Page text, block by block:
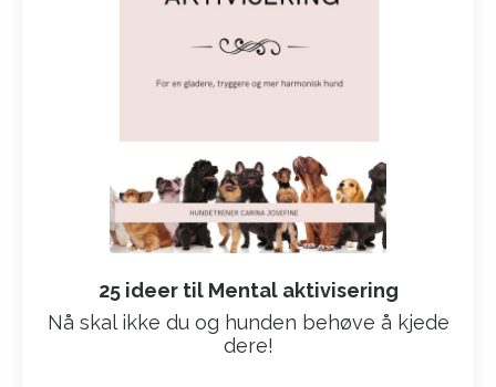
25 ideer til Mental aktivisering
Nå skal ikke du og hunden behøve å kjede
dere!